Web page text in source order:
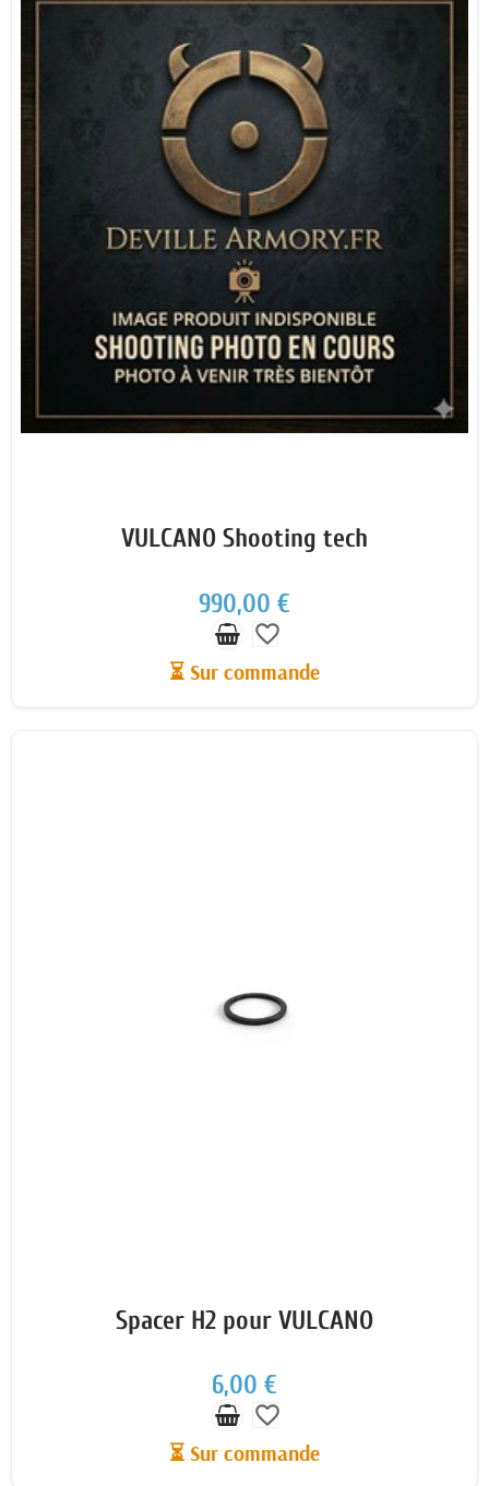
VULCANO Shooting tech
990,00 €
favorite_border
⏳ Sur commande
Spacer H2 pour VULCANO
6,00 €
favorite_border
⏳ Sur commande